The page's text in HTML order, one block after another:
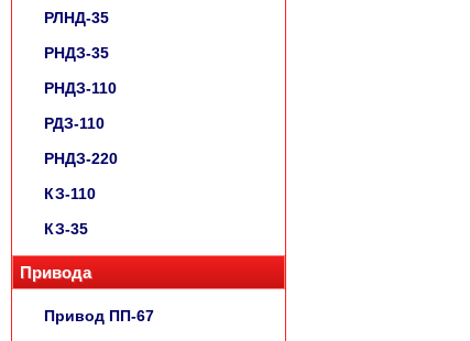
РЛНД-35
РНДЗ-35
РНДЗ-110
РДЗ-110
РНДЗ-220
КЗ-110
КЗ-35
Привода
Привод ПП-67